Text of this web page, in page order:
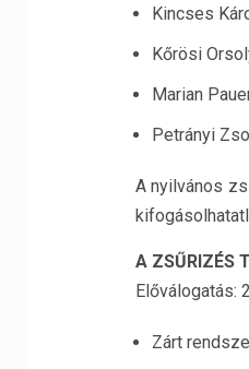
Kincses
Kőrösi
Marian
Petrányi
A nyilvános
A ZSŰRIZÉS
Előválogatás:
Zárt